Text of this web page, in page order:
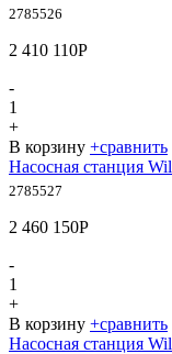
2785526
2 410 110Р
-
1
+
В корзину +сравнить
Насосная станция
2785527
2 460 150Р
-
1
+
В корзину +сравнить
Насосная станция